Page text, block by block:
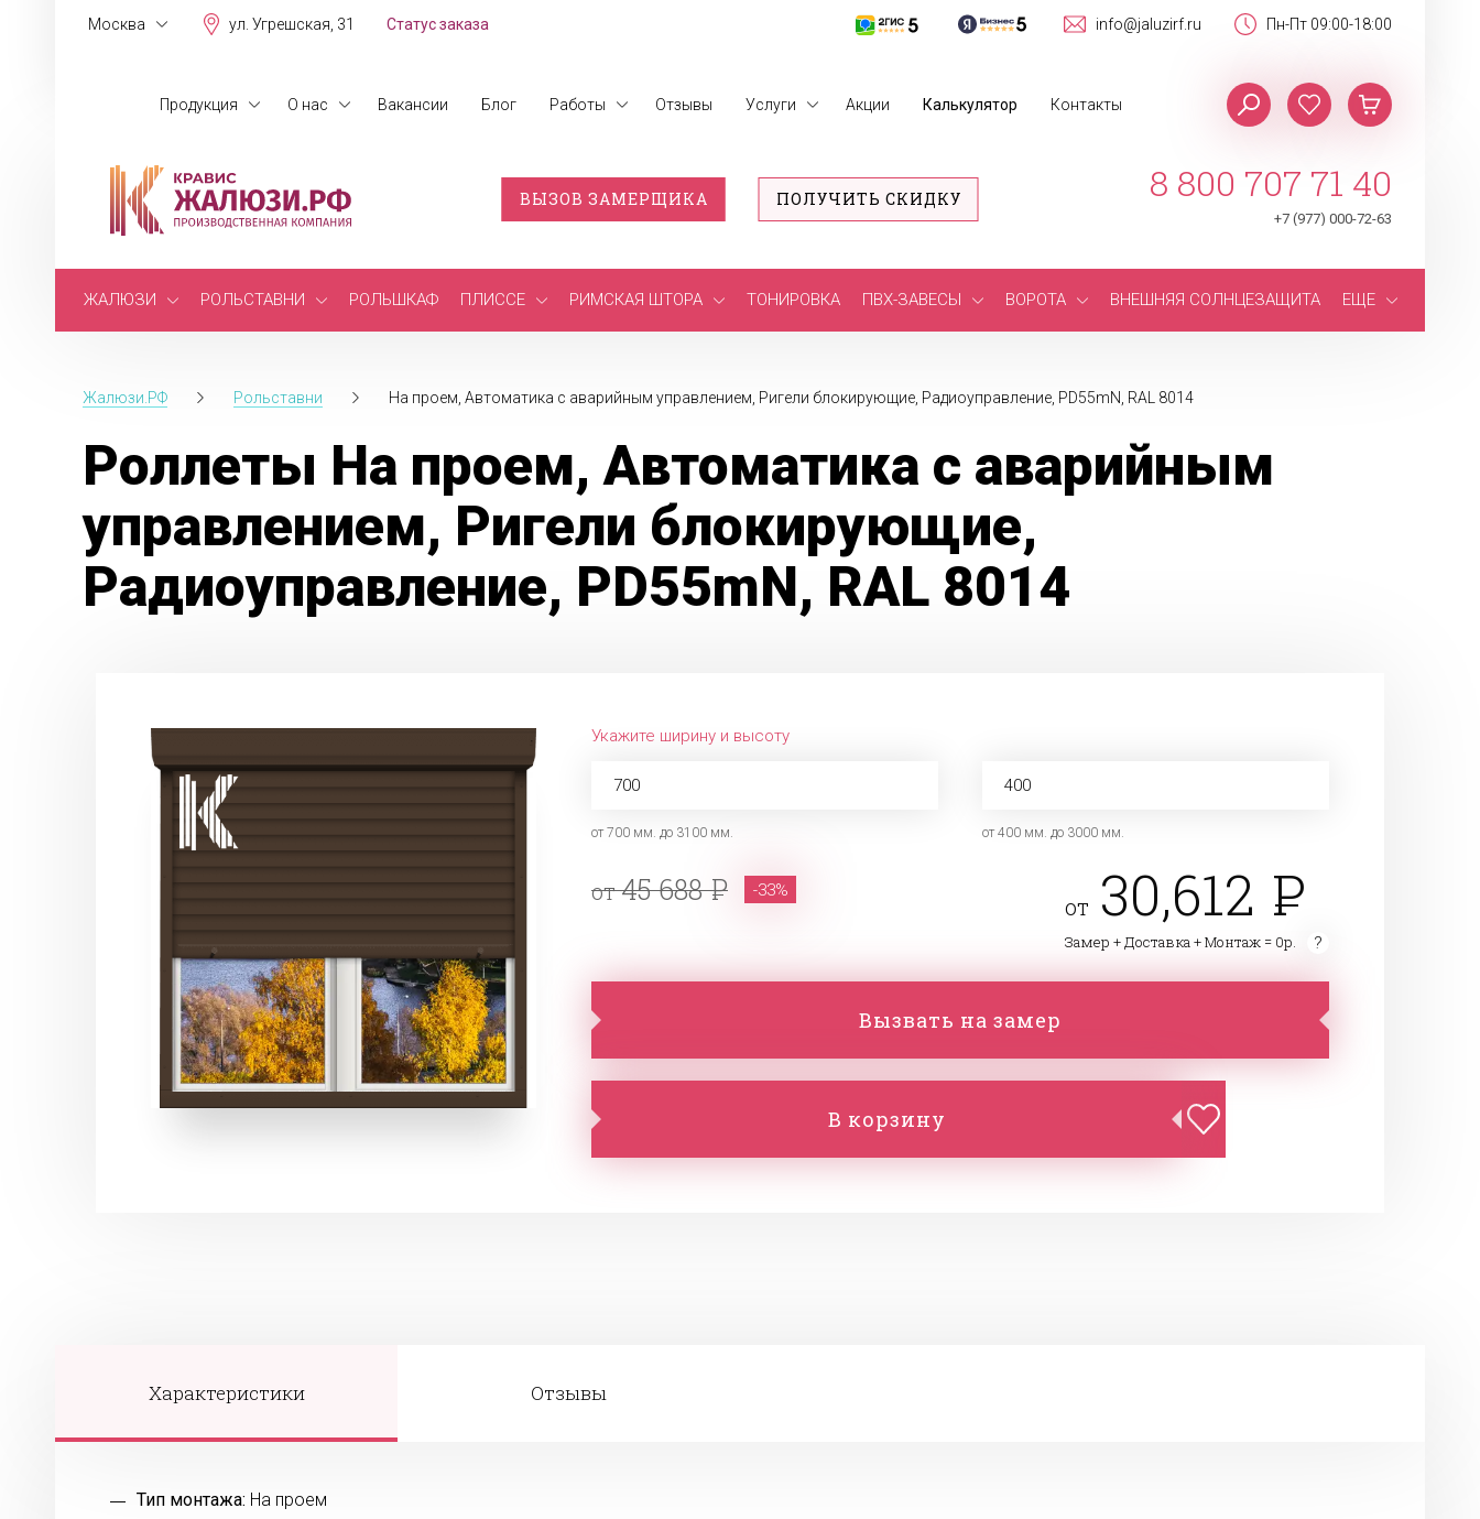
Москва ул. Угрешская, 31 Пн-Пт 09:00-18:00
info@jaluzirf.ru
Статус заказа
Продукция О нас Вакансии Блог Работы Отзывы Услуги Акции Калькулятор Контакты
ВЫЗОВ ЗАМЕРЩИКА ПОЛУЧИТЬ СКИДКУ 8 800 707 71 40
+7 (977) 000-72-63
ЖАЛЮЗИ РОЛЬСТАВНИ РОЛЬШКАФ ПЛИССЕ РИМСКАЯ ШТОРА ТОНИРОВКА ПВХ-ЗАВЕСЫ ВОРОТА ВНЕШНЯЯ СОЛНЦЕЗАЩИТА ЕЩЕ
Жалюзи.РФ Рольставни На проем, Автоматика с аварийным управлением, Ригели блокирующие, Радиоуправление, PD55mN, RAL 8014
Роллеты На проем, Автоматика с аварийным
управлением, Ригели блокирующие,
Радиоуправление, PD55mN, RAL 8014
Укажите ширину и высоту
от 700 мм. до 3100 мм. от 400 мм. до 3000 мм.
от45 688 -33%
от 30,612
Замер + Доставка + Монтаж = 0р.
Вызвать на замер
В корзину
Характеристики Отзывы
Тип монтажа: На проем